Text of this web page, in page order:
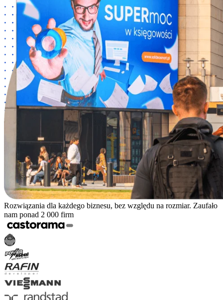
Rozwiązania dla każdego biznesu, bez względu na rozmiar. Zaufało
nam ponad 2 000 firm